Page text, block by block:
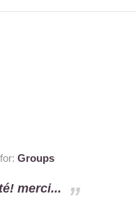
Groups
merci...